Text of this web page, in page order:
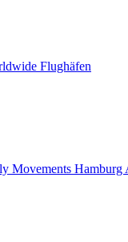
Flughäfen
Movements